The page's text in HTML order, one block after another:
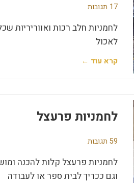
17 תגובות
לחמניות חלב רכות ואווריריות
לאכול
קרא עוד ←
לחמניות פרעצל
59 תגובות
לחמניות פרעצל קלות להכנה
וגם ככריך לבית ספר או לעבודה